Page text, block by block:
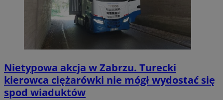
Nietypowa akcja w Zabrzu. Turecki
kierowca ciężarówki nie mógł wydostać się
spod wiaduktów